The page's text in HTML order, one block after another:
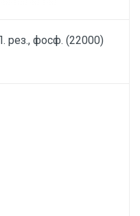
рез., фосф. (22000)